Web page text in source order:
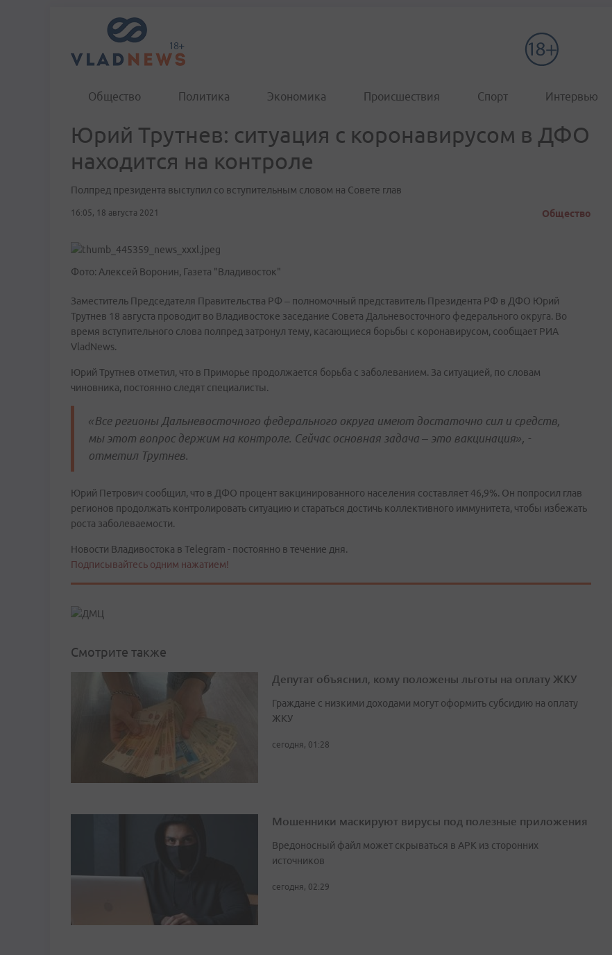
Общество Политика Экономика Происшествия Спорт Интервью
Юрий Трутнев: ситуация с коронавирусом в ДФО
находится на контроле
Полпред президента выступил со вступительным словом на Совете глав
16:05, 18 августа 2021 Общество
Фото: Алексей Воронин, Газета "Владивосток"
Заместитель Председателя Правительства РФ – полномочный представитель Президента РФ в ДФО Юрий
Трутнев 18 августа проводит во Владивостоке заседание Совета Дальневосточного федерального округа. Во
время вступительного слова полпред затронул тему, касающиеся борьбы с коронавирусом, сообщает РИА
VladNews.
Юрий Трутнев отметил, что в Приморье продолжается борьба с заболеванием. За ситуацией, по словам
чиновника, постоянно следят специалисты.
«Все регионы Дальневосточного федерального округа имеют достаточно сил и средств,
мы этот вопрос держим на контроле. Сейчас основная задача – это вакцинация», -
отметил Трутнев.
Юрий Петрович сообщил, что в ДФО процент вакцинированного населения составляет 46,9%. Он попросил глав
регионов продолжать контролировать ситуацию и стараться достичь коллективного иммунитета, чтобы избежать
роста заболеваемости.
Новости Владивостока в Telegram - постоянно в течение дня.
Подписывайтесь одним нажатием!
Смотрите также
Депутат объяснил, кому положены льготы на оплату ЖКУ
Граждане с низкими доходами могут оформить субсидию на оплату
ЖКУ
сегодня, 01:28
Мошенники маскируют вирусы под полезные приложения
Вредоносный файл может скрываться в APK из сторонних
источников
сегодня, 02:29